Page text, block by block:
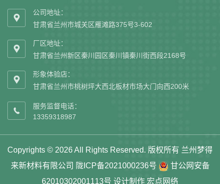

公司地址：
甘肃省兰州市城关区雁滩路375号3-602

厂区地址：
甘肃省兰州新区秦川园区秦川镇秦川街西段2168号

形象体验店：
甘肃省兰州市桃树坪大西北板材市场大门向西200米

服务监督电话：
13359318987
Copyrights © 2026 All Rights Reserved. 版权所有 兰州梦得
来新材料有限公司 陇ICP备2021000236号
甘公网安备
62010302001113号 设计制作 宏点网络